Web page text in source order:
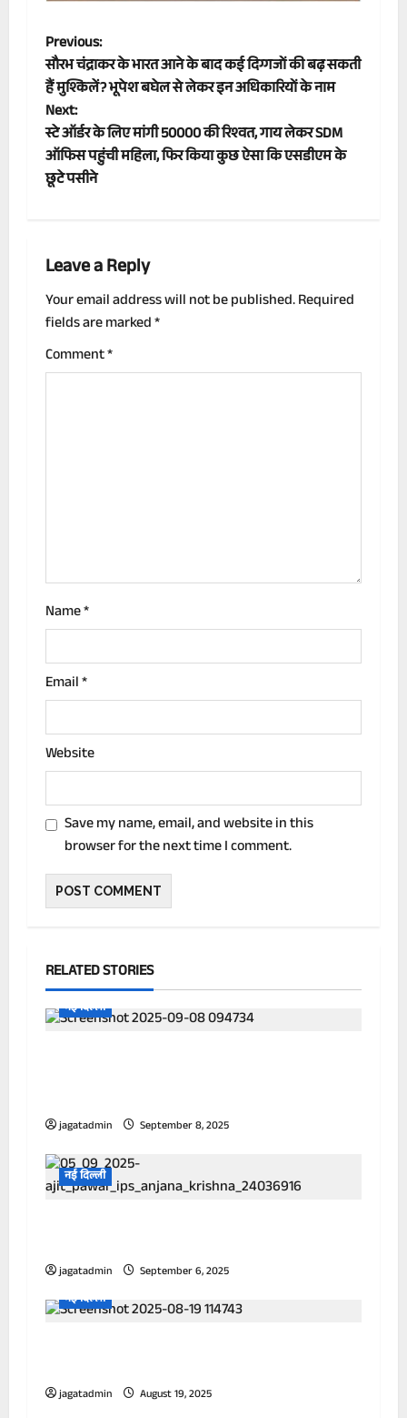
P
o
s
t
n
v
i
g
Previous:
सौरभ चंद्राकर के भारत आने के बाद कई दिग्गजों की बढ़ सकती
हैं मुश्किलें? भूपेश बघेल से लेकर इन अधिकारियों के नाम
Next:
स्टे ऑर्डर के लिए मांगी 50000 की रिश्वत, गाय लेकर SDM
ऑफिस पहुंची महिला, फिर किया कुछ ऐसा कि एसडीएम के
छूटे पसीने
Leave a Reply
Your email address will not be published.Required
fields are marked*
Comment*
Name*
Email*
Website
Save my name, email, and website in this
browser for the next time I comment.
RELATED STORIES
नई दिल्ली
jagatadmin September 8, 2025
नई दिल्ली
jagatadmin
September 6, 2025
नई दिल्ली
jagatadmin August 19, 2025